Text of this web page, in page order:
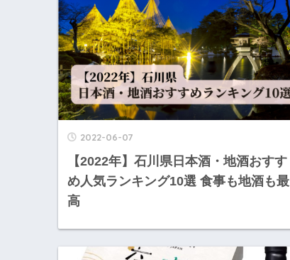
2022-06-07
【2022年】石川県日本酒・地酒おすす
め人気ランキング10選 食事も地酒も最
高